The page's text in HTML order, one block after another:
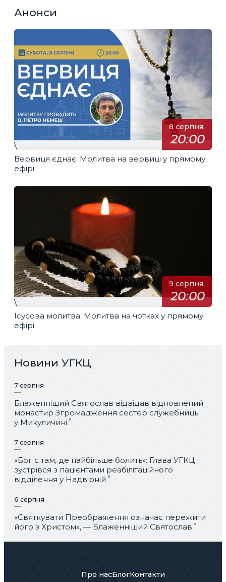
Анонси
8 серпня,
20:00
\
Вервиця єднає. Молитва на вервиці у прямому
ефірі
9 серпня,
20:00
\
Ісусова молитва. Молитва на чотках у прямому
ефірі
Новини УГКЦ
7 серпня
Блаженніший Святослав відвідав відновлений
монастир Згромадження сестер служебниць
у Микуличині
7 серпня
«Бог є там, де найбільше болить»: Глава УГКЦ
зустрівся з пацієнтами реабілітаційного
відділення у Надвірній
6 серпня
«Святкувати Преображення означає пережити
його з Христом», — Блаженніший Святослав
Про насБлогКонтакти